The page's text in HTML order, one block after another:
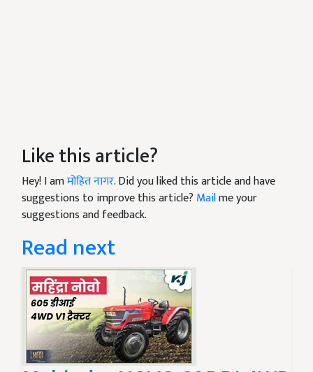
Like this article?
Hey! I amमोहित नागर. Did you liked this article and have
suggestions to improve this article? Mailme your
suggestions and feedback.
Read next